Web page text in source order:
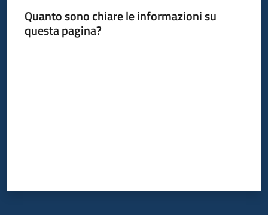
Quanto sono chiare le informazioni su
questa pagina?